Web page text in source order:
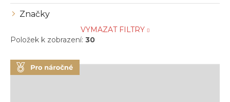
Značky
VYMAZAT FILTRY
Položek k zobrazení: 30
V